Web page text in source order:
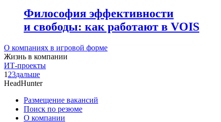
Философия эффективности
и свободы: как работают в VOIS
О компаниях в игровой форме
Жизнь в компании
ИТ-проекты
1 23дальше
HeadHunter
Размещение вакансий
Поиск по резюме
О компании